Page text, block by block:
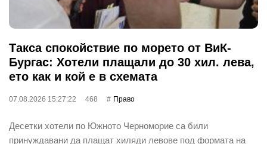
Такса спокойствие по морето от ВиК-
Бургас: Хотели плащали до 30 хил. лева,
ето как и кой е в схемата
07.08.2026 15:27:22 468 Право
Десетки хотели по Южното Черноморие са били
принуждавани да плащат хиляди левове под формата на